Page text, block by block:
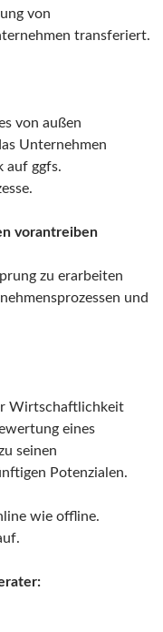
von
transferiert.
von außen
Unternehmen
auf ggfs.
vorantreiben
zu erarbeiten
und
Wirtschaftlichkeit
eines
seinen
Potenzialen.
wie offline.